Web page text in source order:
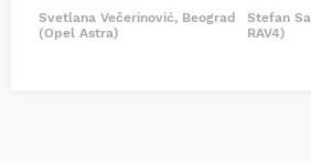
Svetlana Večerinović, Beograd
(Opel Astra)
Stefan
RAV4)